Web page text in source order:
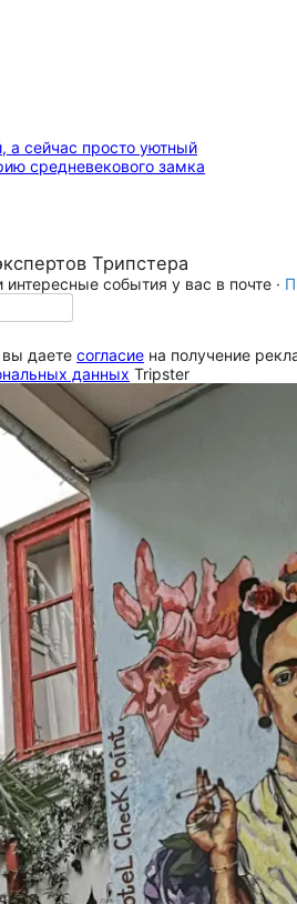
а сейчас просто уютный
средневекового замка
Трипстера
события у вас в почте ·
даете согласие на получение
данных Tripster